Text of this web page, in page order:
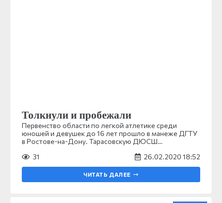
Толкнули и пробежали
Первенство области по легкой атлетике среди
юношей и девушек до 16 лет прошло в манеже ДГТУ
в Ростове-на-Дону. Тарасовскую ДЮСШ…
31
26.02.2020 18:52
ЧИТАТЬ ДАЛЕЕ